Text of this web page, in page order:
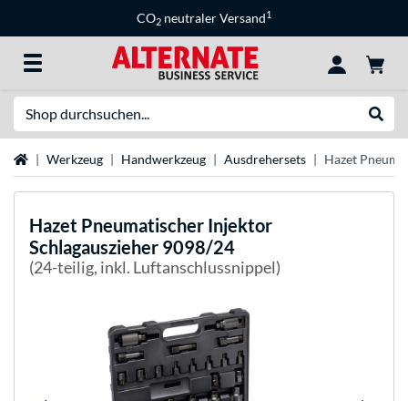
CO2 neutraler Versand1
StartseiteWerkzeug Handwerkzeug Ausdrehersets Hazet
Hazet Pneumatischer Injektor
Schlagauszieher 9098/24
(24-teilig, inkl. Luftanschlussnippel)